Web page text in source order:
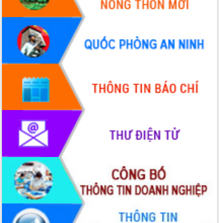
Hội thảo góp ý hồ sơ điều chỉnh quy
hoạch tỉnh Đắk Lắk thời kỳ 2021-2030,
tầm nhìn đến năm 2050
Nâng cao hiệu quả hoạt động của các
doanh nghiệp nhà nước
Hội nghị triển khai kết nối mạng
truyền số liệu chuyên dùng phục vụ cơ
quan Đảng, Nhà nước
Lễ phát động chuỗi hoạt động chung
tay làm sạch môi trường
Xã Ea Kar bước chuyển mình trong
công tác cải cách hành chính mô hình
UBND tỉnh họp báo định kỳ tháng 4
năm 2026
Hội thảo khoa học “Giải pháp thúc đẩy
phát triển nền kinh tế xanh tại tỉnh
Đắk Lắk”
Tăng cường giám sát, đôn đốc thực
hiện nhiệm vụ quản lý tài sản công
hàng tuần